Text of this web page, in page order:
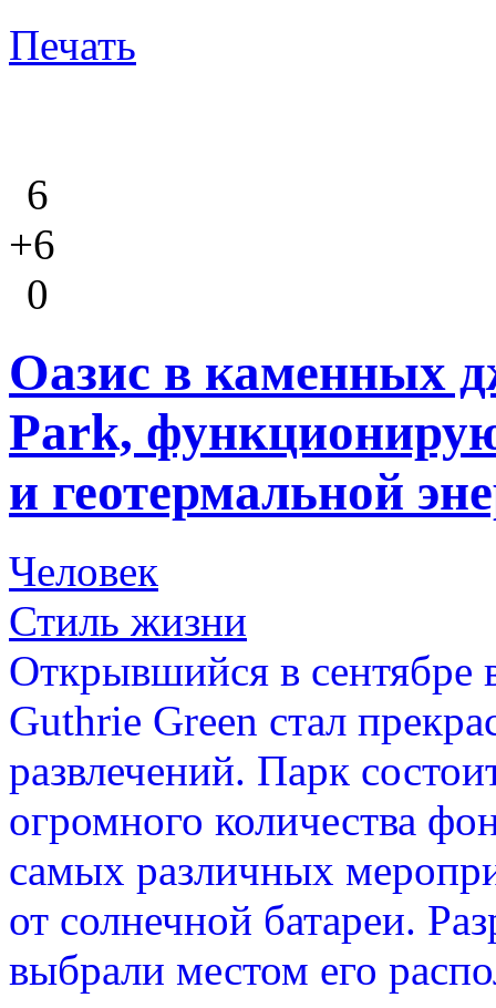
Печать
6
+6
0
Оазис в каменных
Park,
и геотермальной
Человек
Стиль жизни
Открывшийся в сентябре
Guthrie Green стал
развлечений. Парк
огромного количества
самых различных
от солнечной батареи.
выбрали местом его